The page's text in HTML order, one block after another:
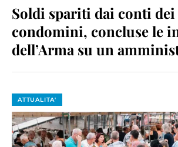
Soldi spariti dai conti dei
condomini, concluse le
dell’Arma su un
ATTUALITA'